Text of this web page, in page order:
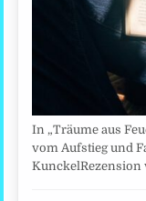
In „Träume aus
vom Aufstieg und